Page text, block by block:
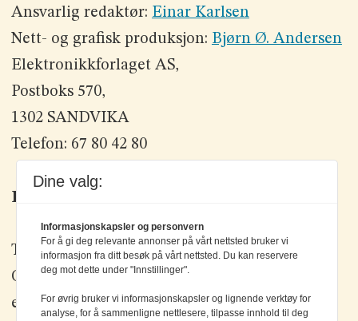
Ansvarlig redaktør: Einar Karlsen
Nett- og grafisk produksjon: Bjørn Ø. Andersen
Elektronikkforlaget AS,
Postboks 570,
1302 SANDVIKA
Telefon: 67 80 42 80
Kontakt oss
Tlf: +47 67 80 42 80
Olav Brunborgs vei 6, 1396 Billingstad
epost: elektronikk@elektronikkforlaget.no
Dine valg:
Informasjonskapsler og personvern
For å gi deg relevante annonser på vårt nettsted bruker vi
informasjon fra ditt besøk på vårt nettsted. Du kan reservere
deg mot dette under "Innstillinger".
For øvrig bruker vi informasjonskapsler og lignende verktøy for
analyse, for å sammenligne nettlesere, tilpasse innhold til deg